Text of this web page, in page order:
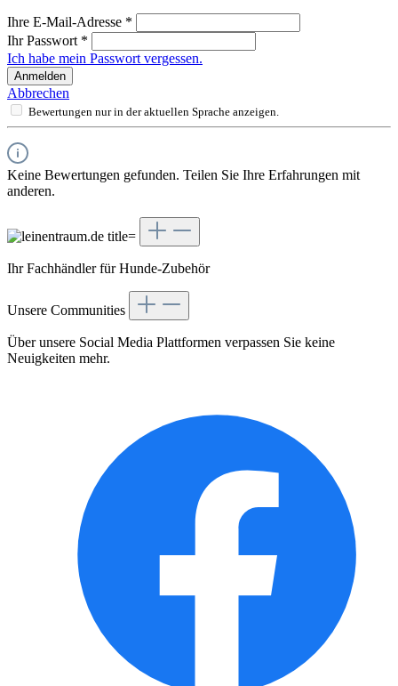
Ihre E-Mail-Adresse *
Ihr Passwort *
Ich habe mein Passwort vergessen.
Anmelden
Abbrechen
Bewertungen nur in der aktuellen Sprache anzeigen.
Keine Bewertungen gefunden. Teilen Sie Ihre Erfahrungen mit
anderen.
Ihr Fachhändler für Hunde-Zubehör
Unsere Communities
Über unsere Social Media Plattformen verpassen Sie keine
Neuigkeiten mehr.